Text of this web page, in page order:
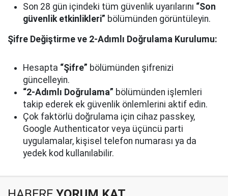
Son 28 gün içindeki tüm güvenlik uyarılarını “Son
güvenlik etkinlikleri” bölümünden görüntüleyin.
Şifre Değiştirme ve 2-Adımlı Doğrulama Kurulumu:
Hesapta “Şifre” bölümünden şifrenizi
güncelleyin.
“2-Adımlı Doğrulama” bölümünden işlemleri
takip ederek ek güvenlik önlemlerini aktif edin.
Çok faktörlü doğrulama için cihaz passkey,
Google Authenticator veya üçüncü parti
uygulamalar, kişisel telefon numarası ya da
yedek kod kullanılabilir.